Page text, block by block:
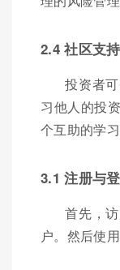
2.4 社区支持
投资者
习他人的投
个互助的学习
3.1 注册与
首先，
户。然后使